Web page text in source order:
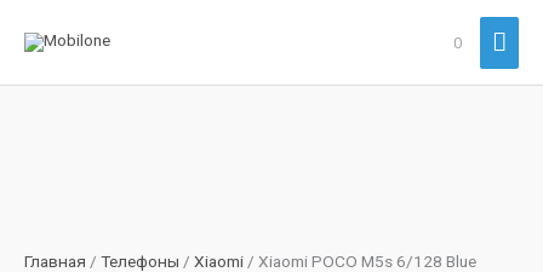
0
Главная / Телефоны / Xiaomi / Xiaomi POCO M5s 6/128 Blue
POCO